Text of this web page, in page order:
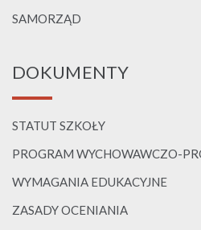
SAMORZĄD
DOKUMENTY
STATUT SZKOŁY
PROGRAM WYCHOWAWCZO-
WYMAGANIA EDUKACYJNE
ZASADY OCENIANIA